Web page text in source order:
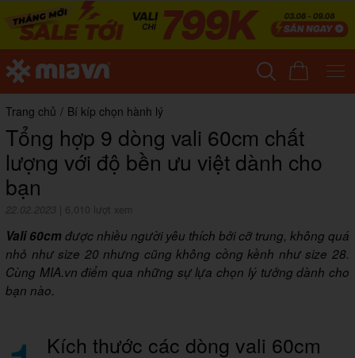
Trang chủ / Bí kíp chọn hành lý
Tổng hợp 9 dòng vali 60cm chất
lượng với độ bền ưu việt dành cho
bạn
22.02.2023 6,010 lượt xem
Vali 60cm được nhiều người yêu thích bởi cỡ trung, không quá
nhỏ như size 20 nhưng cũng không cồng kềnh như size 28.
Cùng MIA.vn điểm qua những sự lựa chọn lý tưởng dành cho
bạn nào.
Kích thước các dòng vali 60cm